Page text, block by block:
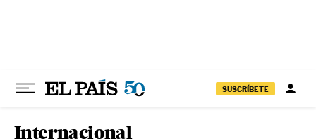
SUSCRÍBETE
Internacional